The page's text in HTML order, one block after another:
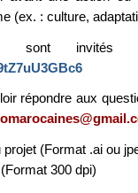
(ex. : culture,
sont
répondre aux
(Format .ai ou
300 dpi)